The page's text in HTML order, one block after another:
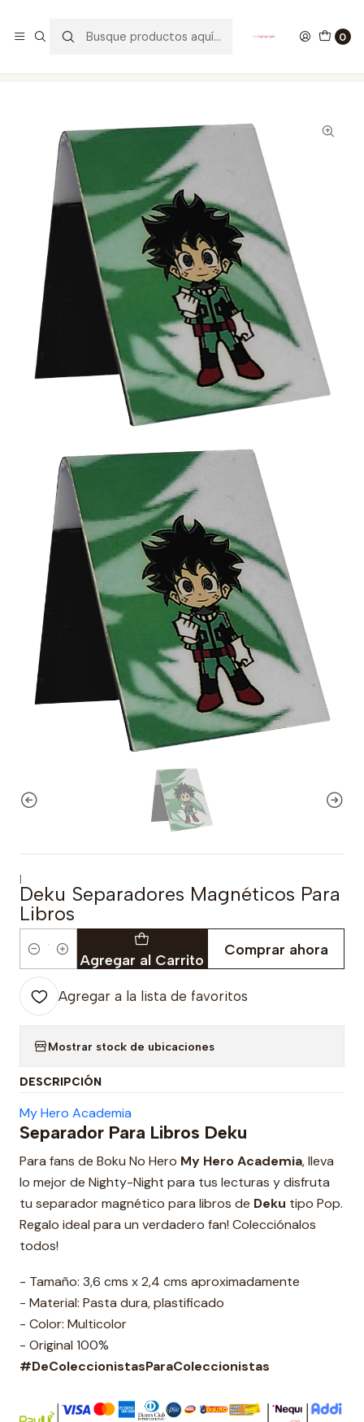
0
|
Deku Separadores Magnéticos Para
Libros
Cantidad Agregar al Carrito
Comprar ahora
Agregar a la lista de favoritos
Mostrar stock de ubicaciones
DESCRIPCIÓN
My Hero Academia
Separador Para Libros Deku
Para fans de Boku No Hero My Hero Academia, lleva
lo mejor de Nighty-Night para tus lecturas y disfruta
tu separador magnético para libros de Deku tipo Pop.
Regalo ideal para un verdadero fan! Colecciónalos
todos!
- Tamaño: 3,6 cms x 2,4 cms aproximadamente
- Material: Pasta dura, plastificado
- Color: Multicolor
- Original 100%
#DeColeccionistasParaColeccionistas